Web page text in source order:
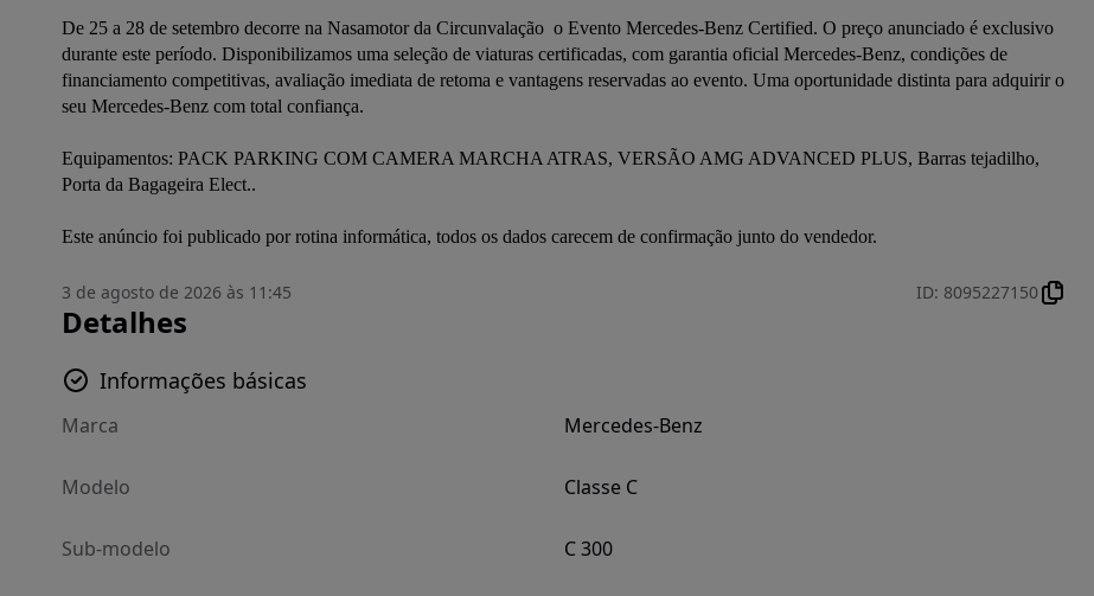
De 25 a 28 de setembro decorre na Nasamotor da Circunvalação  o Evento Mercedes-Benz Certified. O preço anunciado é exclusivo
durante este período. Disponibilizamos uma seleção de viaturas certificadas, com garantia oficial Mercedes-Benz, condições de
financiamento competitivas, avaliação imediata de retoma e vantagens reservadas ao evento. Uma oportunidade distinta para adquirir o
seu Mercedes-Benz com total confiança.
Equipamentos: PACK PARKING COM CAMERA MARCHA ATRAS, VERSÃO AMG ADVANCED PLUS, Barras tejadilho,
Porta da Bagageira Elect..
Este anúncio foi publicado por rotina informática, todos os dados carecem de confirmação junto do vendedor.
3 de agosto de 2026 às 11:45 ID: 8095227150
Detalhes
Informações básicas
Marca Mercedes-Benz
Modelo Classe C
Sub-modelo C 300